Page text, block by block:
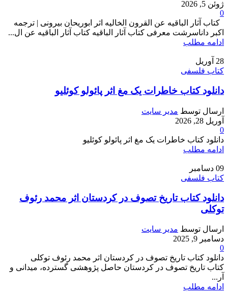
ژوئن 5, 2026
0
کتاب آثار الباقیه عن القرون الخالیه اثر ابوریحان بیرونی | ترجمه
اکبر داناسرشت معرفی کتاب آثار الباقیه کتاب آثار الباقیه عن ال...
ادامه مطلب
28 آوریل
کتاب فلسفی
دانلود کتاب خاطرات یک مغ اثر پائولو کوئلیو
ارسال توسط مدیر سایت
آوریل 28, 2026
0
دانلود کتاب خاطرات یک مغ اثر پائولو کوئلیو
ادامه مطلب
09 دسامبر
کتاب فلسفی
دانلود کتاب تاریخ تصوف در کردستان اثر محمد رئوف
توکلی
ارسال توسط مدیر سایت
دسامبر 9, 2025
0
دانلود کتاب تاریخ تصوف در کردستان اثر محمد رئوف توکلی
کتاب تاریخ تصوف در کردستان حاصل پژوهشی گسترده، میدانی و
آر...
ادامه مطلب